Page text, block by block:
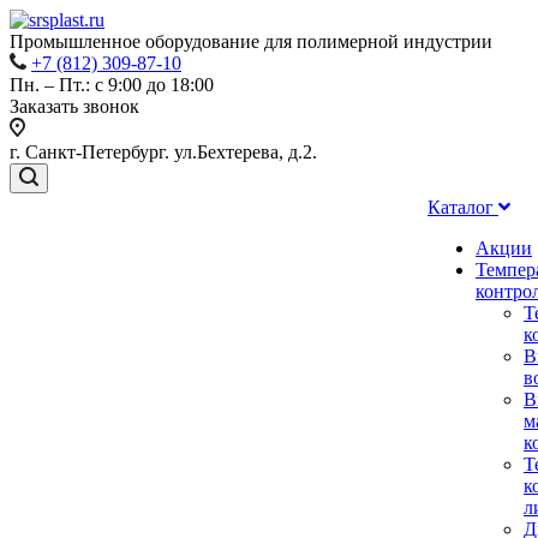
Промышленное оборудование для полимерной индустрии
+7 (812) 309-87-10
Пн. – Пт.: с 9:00 до 18:00
Заказать звонок
г. Санкт-Петербург. ул.Бехтерева, д.2.
Каталог
Акции